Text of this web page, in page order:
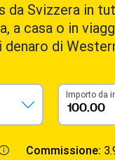
da Svizzera in
a casa o in
di
Importo da
Commissione: